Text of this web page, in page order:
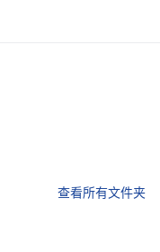
查看所有文件夹